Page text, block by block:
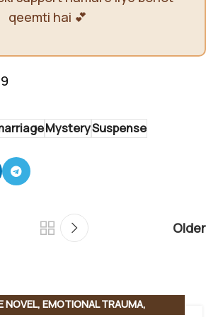
qeemti hai 💕
MysterySuspense
Older
NOVEL, EMOTIONAL TRAUMA,